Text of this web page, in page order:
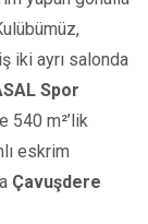
iki ayrı salonda
Spor
540 m²’lik
eskrim
Çavuşdere